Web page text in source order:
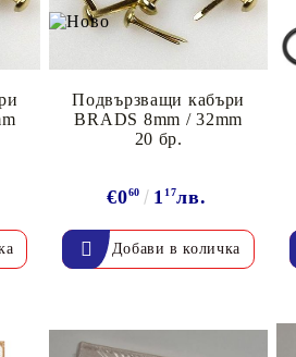
Моят профил
Регистрация
Подвързващи кабъри
BRADS 8mm / 32mm
20 бр.
€060 1 17лв.